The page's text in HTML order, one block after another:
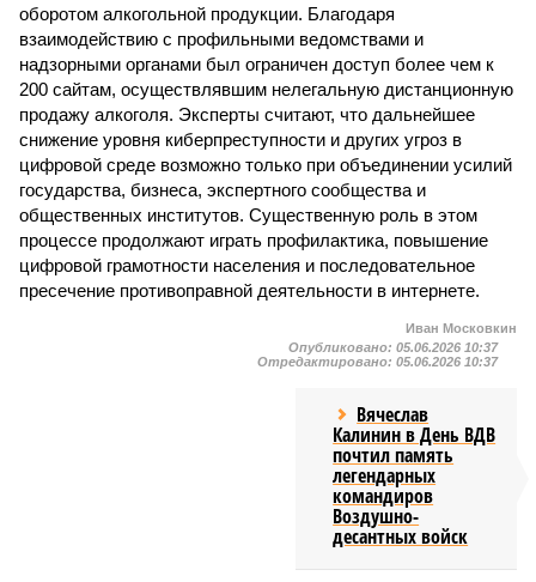
оборотом алкогольной продукции. Благодаря
взаимодействию с профильными ведомствами и
надзорными органами был ограничен доступ более чем к
200 сайтам, осуществлявшим нелегальную дистанционную
продажу алкоголя. Эксперты считают, что дальнейшее
снижение уровня киберпреступности и других угроз в
цифровой среде возможно только при объединении усилий
государства, бизнеса, экспертного сообщества и
общественных институтов. Существенную роль в этом
процессе продолжают играть профилактика, повышение
цифровой грамотности населения и последовательное
пресечение противоправной деятельности в интернете.
Иван Московкин
Опубликовано: 05.06.2026 10:37
Отредактировано: 05.06.2026 10:37
Вячеслав
Калинин в День ВДВ
почтил память
легендарных
командиров
Воздушно-
десантных войск